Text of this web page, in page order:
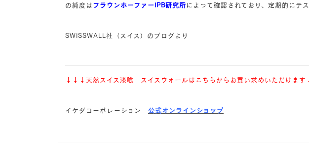
の純度は フラウンホーファーIPB研究所 によって確認されており、定期的にテス
SWISSWALL社（スイス）のブログより
↓↓↓ 天然スイス漆喰 スイスウォールはこちらからお買い求めいただけます
イケダコーポレーション 公式オンラインショップ